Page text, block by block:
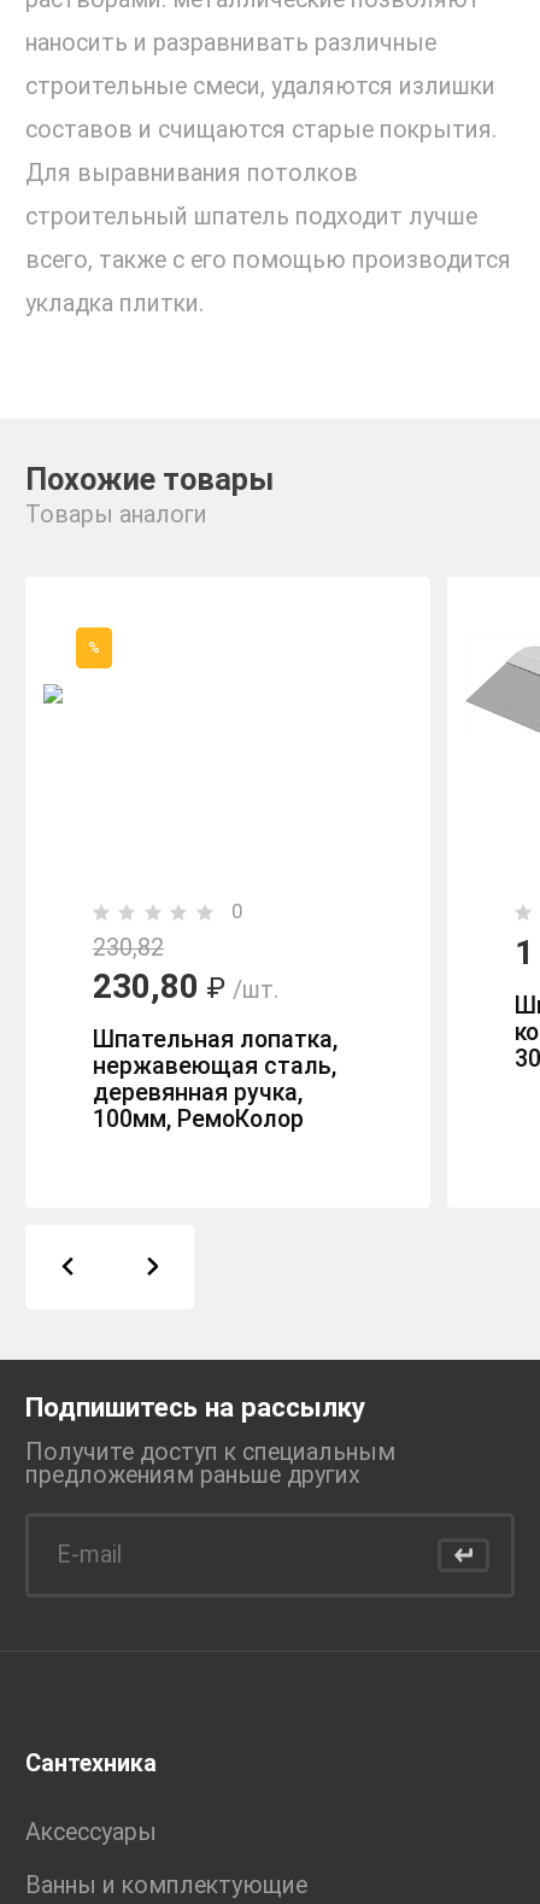
наносить и разравнивать различные
строительные смеси, удаляются излишки
составов и счищаются старые покрытия.
Для выравнивания потолков
строительный шпатель подходит лучше
всего, также с его помощью производится
укладка плитки.
Похожие товары
Товары аналоги
%
0
230,82
230,80 ₽ /шт.
Шпательная лопатка,
нержавеющая сталь,
деревянная ручка,
100мм, РемоКолор
Подпишитесь на рассылку
Получите доступ к специальным
предложениям раньше других
Сантехника
Аксессуары
Ванны и комплектующие